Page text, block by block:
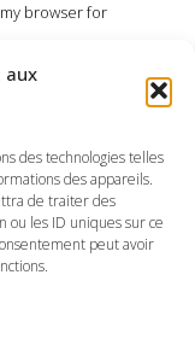
aux
des technologies telles
des appareils.
de traiter des
ou les ID uniques sur ce
peut avoir
browser for